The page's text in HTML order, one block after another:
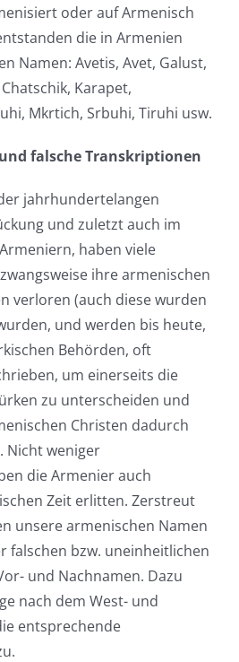
oder auf Armenisch
die in Armenien
Namen: Avetis, Avet, Galust,
Karapet,
Mkrtich, Srbuhi, Tiruhi usw.
falsche Transkriptionen
jahrhundertelangen
und zuletzt auch im
haben viele
ihre armenischen
verloren (auch diese wurden
und werden bis heute,
Behörden, oft
um einerseits die
zu unterscheiden und
Christen dadurch
Nicht weniger
die Armenier auch
Zeit erlitten. Zerstreut
unsere armenischen Namen
falschen bzw. uneinheitlichen
und Nachnamen. Dazu
nach dem West- und
entsprechende